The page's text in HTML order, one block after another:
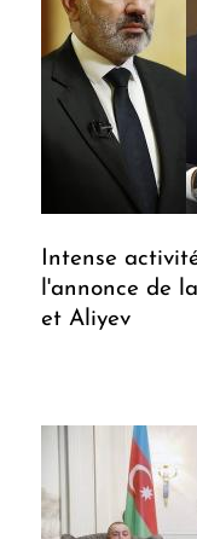
Intense
l'annonce de
et Aliyev